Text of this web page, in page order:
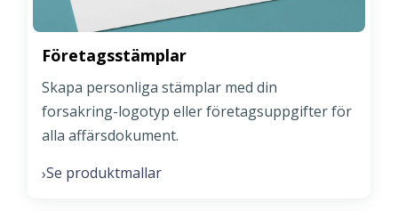
Företagsstämplar
Skapa personliga stämplar med din
forsakring-logotyp eller företagsuppgifter för
alla affärsdokument.
›Se produktmallar